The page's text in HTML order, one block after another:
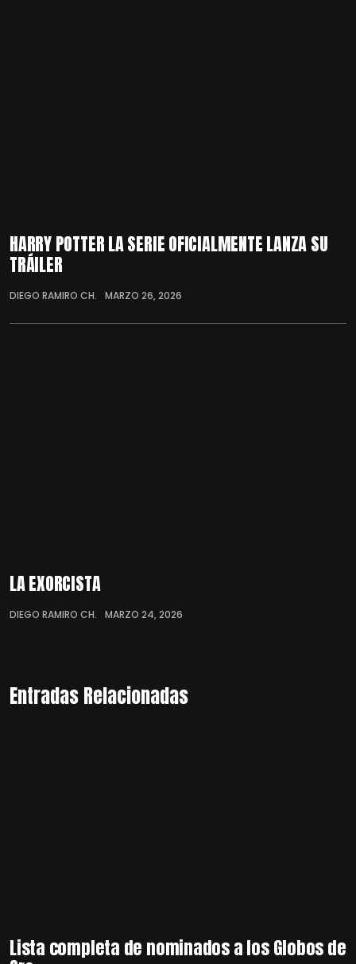
HARRY POTTER LA SERIE OFICIALMENTE LANZA SU
TRÁILER
DIEGO RAMIRO CH. MARZO 26, 2026
LA EXORCISTA
DIEGO RAMIRO CH. MARZO 24, 2026
Entradas Relacionadas
Lista completa de nominados a los Globos de